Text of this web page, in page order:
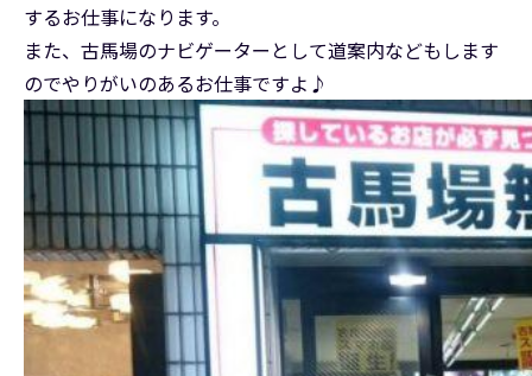
するお仕事になります。
また、古馬場のナビゲーターとして道案内などもします
のでやりがいのあるお仕事ですよ♪